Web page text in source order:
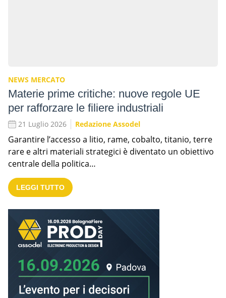
NEWS MERCATO
Materie prime critiche: nuove regole UE
per rafforzare le filiere industriali
21 Luglio 2026 Redazione Assodel
Garantire l’accesso a litio, rame, cobalto, titanio, terre
rare e altri materiali strategici è diventato un obiettivo
centrale della politica…
LEGGI TUTTO